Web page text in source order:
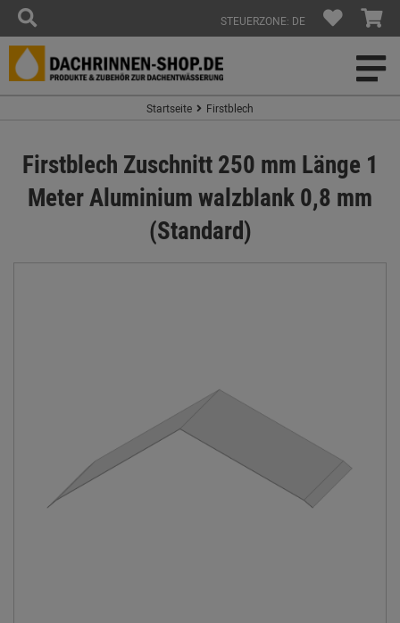
STEUERZONE: DE
Startseite Firstblech
Firstblech Zuschnitt 250 mm Länge 1
Meter Aluminium walzblank 0,8 mm
(Standard)